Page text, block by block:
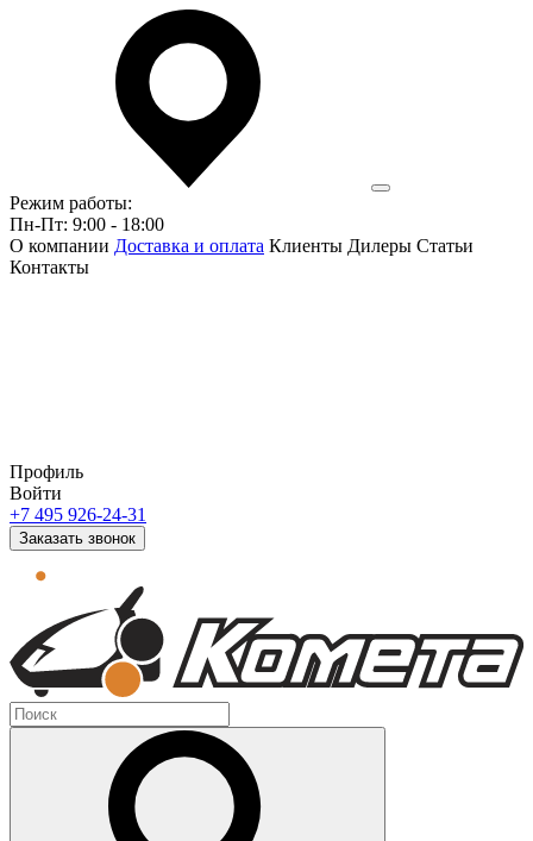
Режим работы:
Пн-Пт: 9:00 - 18:00
О компании Доставка и оплата Клиенты Дилеры Статьи
Контакты
Профиль
Войти
+7 495 926-24-31
Заказать звонок